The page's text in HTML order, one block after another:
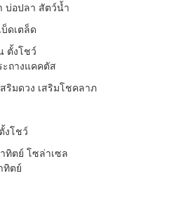
บ่อปลา สัตว์น้ำ
ดเตล็ด
ตั้งโชว์
ะถางแคคตัส
ริมดวง เสริมโชคลาภ
งโชว์
ทิตย์ โซล่าเซล
ทิตย์